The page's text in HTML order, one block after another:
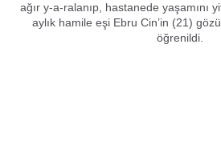
ağır y-a-ralanıp, hastanede yaşamını
aylık hamile eşi Ebru Cin’in (21)
öğrenildi.